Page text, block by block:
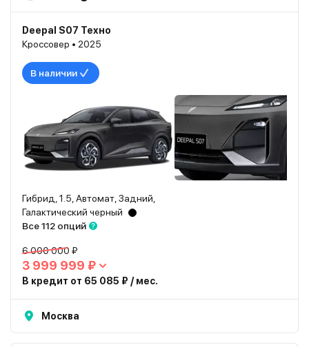
Deepal S07 Техно
Кроссовер • 2025
В наличии
Гибрид, 1.5, Автомат, Задний,
Галактический черный
Все 112 опций
6 000 000 ₽
3 999 999 ₽
В кредит от 65 085 ₽ / мес.
Москва